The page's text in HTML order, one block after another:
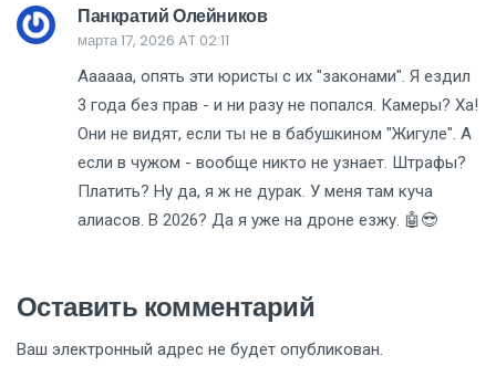
Панкратий Олейников
марта 17, 2026 AT 02:11
Аааааа, опять эти юристы с их "законами". Я ездил
3 года без прав - и ни разу не попался. Камеры? Ха!
Они не видят, если ты не в бабушкином "Жигуле". А
если в чужом - вообще никто не узнает. Штрафы?
Платить? Ну да, я ж не дурак. У меня там куча
алиасов. В 2026? Да я уже на дроне езжу. 🤖😎
Оставить комментарий
Ваш электронный адрес не будет опубликован.